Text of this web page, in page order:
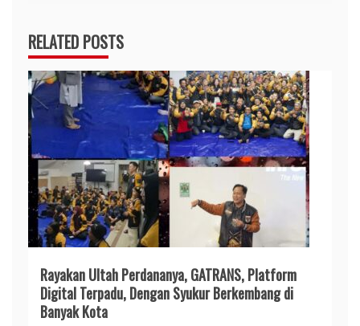
RELATED POSTS
Rayakan Ultah Perdananya, GATRANS, Platform
Digital Terpadu, Dengan Syukur Berkembang di
Banyak Kota